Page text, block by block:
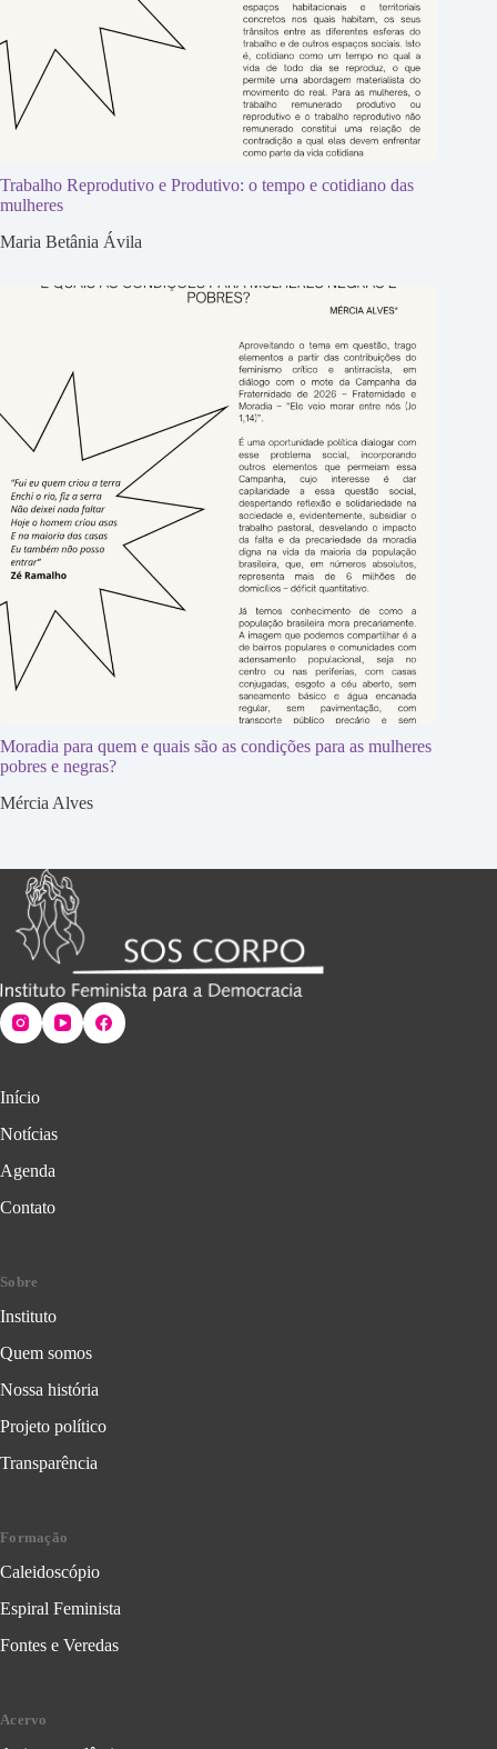
Trabalho Reprodutivo e Produtivo: o tempo e cotidiano das
mulheres
Maria Betânia Ávila
Moradia para quem e quais são as condições para as mulheres
pobres e negras?
Mércia Alves
Início
Notícias
Agenda
Contato
Sobre
Instituto
Quem somos
Nossa história
Projeto político
Transparência
Formação
Caleidoscópio
Espiral Feminista
Fontes e Veredas
Acervo